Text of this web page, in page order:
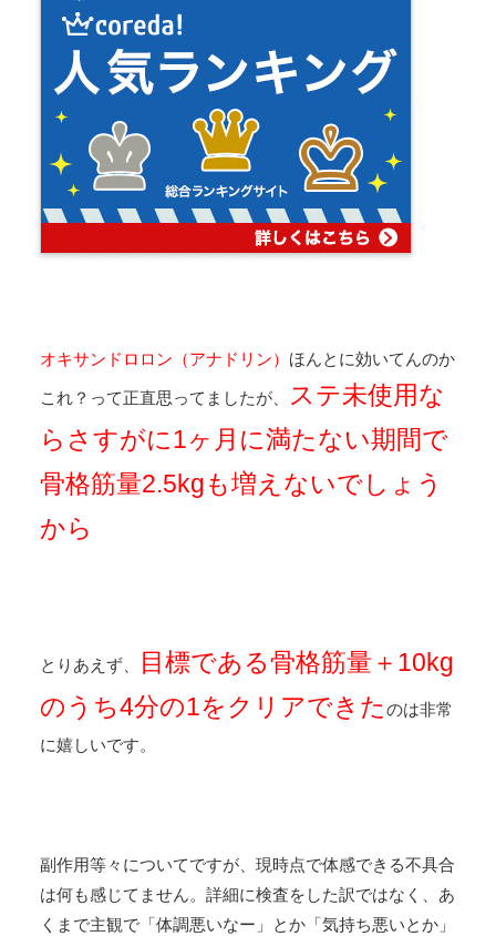
オキサンドロロン（アナドリン） ほんとに効いてんのか
これ？って正直思ってましたが、
ステ未使用な
らさすがに1ヶ月に満たない期間で
骨格筋量2.5kgも増えないでしょう
から
とりあえず、
目標である骨格筋量＋10kg
のうち4分の1をクリアできた のは非常
に嬉しいです。
副作用等々についてですが、現時点で体感できる不具合
は何も感じてません。詳細に検査をした訳ではなく、あ
くまで主観で「体調悪いなー」とか「気持ち悪いとか」